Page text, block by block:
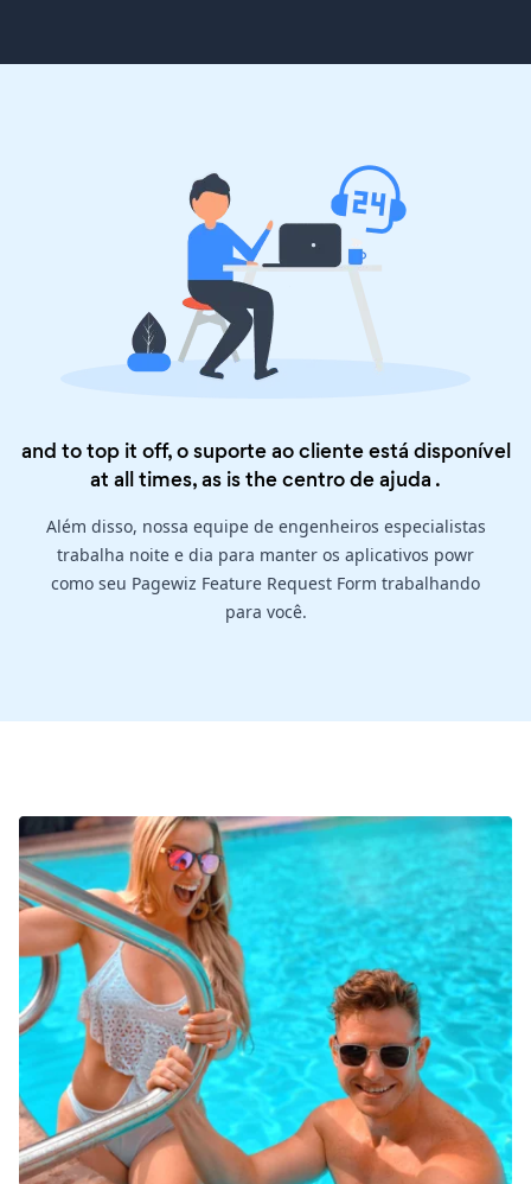
and to top it off, o suporte ao cliente está disponível
at all times, as is thecentro de ajuda .
Além disso, nossa equipe de engenheiros especialistas
trabalha noite e dia para manter os aplicativos powr
como seu Pagewiz Feature Request Form trabalhando
para você.